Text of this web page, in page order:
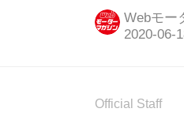
という重罪
せるように危
Webモー
Official Staff